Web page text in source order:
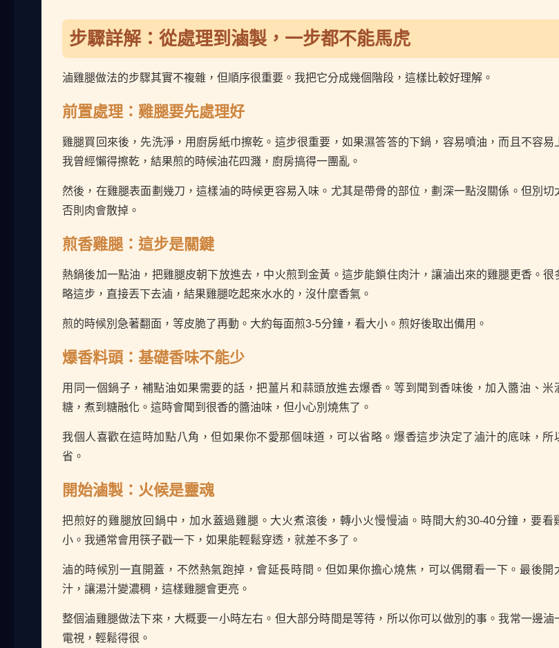
步驟詳解：從處理到滷製，一步都不能馬虎
滷雞腿做法的步驟其實不複雜，但順序很重要。我把它分成幾個階段，這樣比較好理解。
前置處理：雞腿要先處理好
雞腿買回來後，先洗淨，用廚房紙巾擦乾。這步很重要，如果濕答答的下鍋，容易噴油，而且不容易
我曾經懶得擦乾，結果煎的時候油花四濺，廚房搞得一團亂。
然後，在雞腿表面劃幾刀，這樣滷的時候更容易入味。尤其是帶骨的部位，劃深一點沒關係。但別切
否則肉會散掉。
煎香雞腿：這步是關鍵
熱鍋後加一點油，把雞腿皮朝下放進去，中火煎到金黃。這步能鎖住肉汁，讓滷出來的雞腿更香。很
略這步，直接丟下去滷，結果雞腿吃起來水水的，沒什麼香氣。
煎的時候別急著翻面，等皮脆了再動。大約每面煎3-5分鐘，看大小。煎好後取出備用。
爆香料頭：基礎香味不能少
用同一個鍋子，補點油如果需要的話，把薑片和蒜頭放進去爆香。等到聞到香味後，加入醬油、米
糖，煮到糖融化。這時會聞到很香的醬油味，但小心別燒焦了。
我個人喜歡在這時加點八角，但如果你不愛那個味道，可以省略。爆香這步決定了滷汁的底味，所
省。
開始滷製：火候是靈魂
把煎好的雞腿放回鍋中，加水蓋過雞腿。大火煮滾後，轉小火慢慢滷。時間大約30-40分鐘，要看
小。我通常會用筷子戳一下，如果能輕鬆穿透，就差不多了。
滷的時候別一直開蓋，不然熱氣跑掉，會延長時間。但如果你擔心燒焦，可以偶爾看一下。最後開
汁，讓湯汁變濃稠，這樣雞腿會更亮。
整個滷雞腿做法下來，大概要一小時左右。但大部分時間是等待，所以你可以做別的事。我常一邊滷
電視，輕鬆得很。